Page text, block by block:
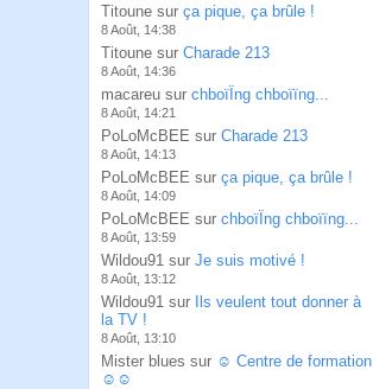
Titoune sur ça pique, ça brûle !
8 Août, 14:38
Titoune sur Charade 213
8 Août, 14:36
macareu sur chboïÏng chboïïng...
8 Août, 14:21
PoLoMcBEE sur Charade 213
8 Août, 14:13
PoLoMcBEE sur ça pique, ça brûle !
8 Août, 14:09
PoLoMcBEE sur chboïÏng chboïïng...
8 Août, 13:59
Wildou91 sur Je suis motivé !
8 Août, 13:12
Wildou91 sur
Ils veulent tout donner à
la TV !
8 Août, 13:10
Mister blues sur ☺ Centre de formation
☺☺